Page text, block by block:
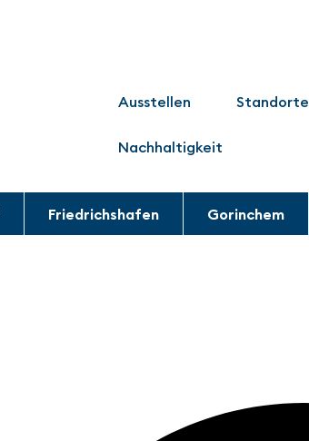
Ausstellen Standorte
Nachhaltigkeit
Friedrichshafen Gorinchem